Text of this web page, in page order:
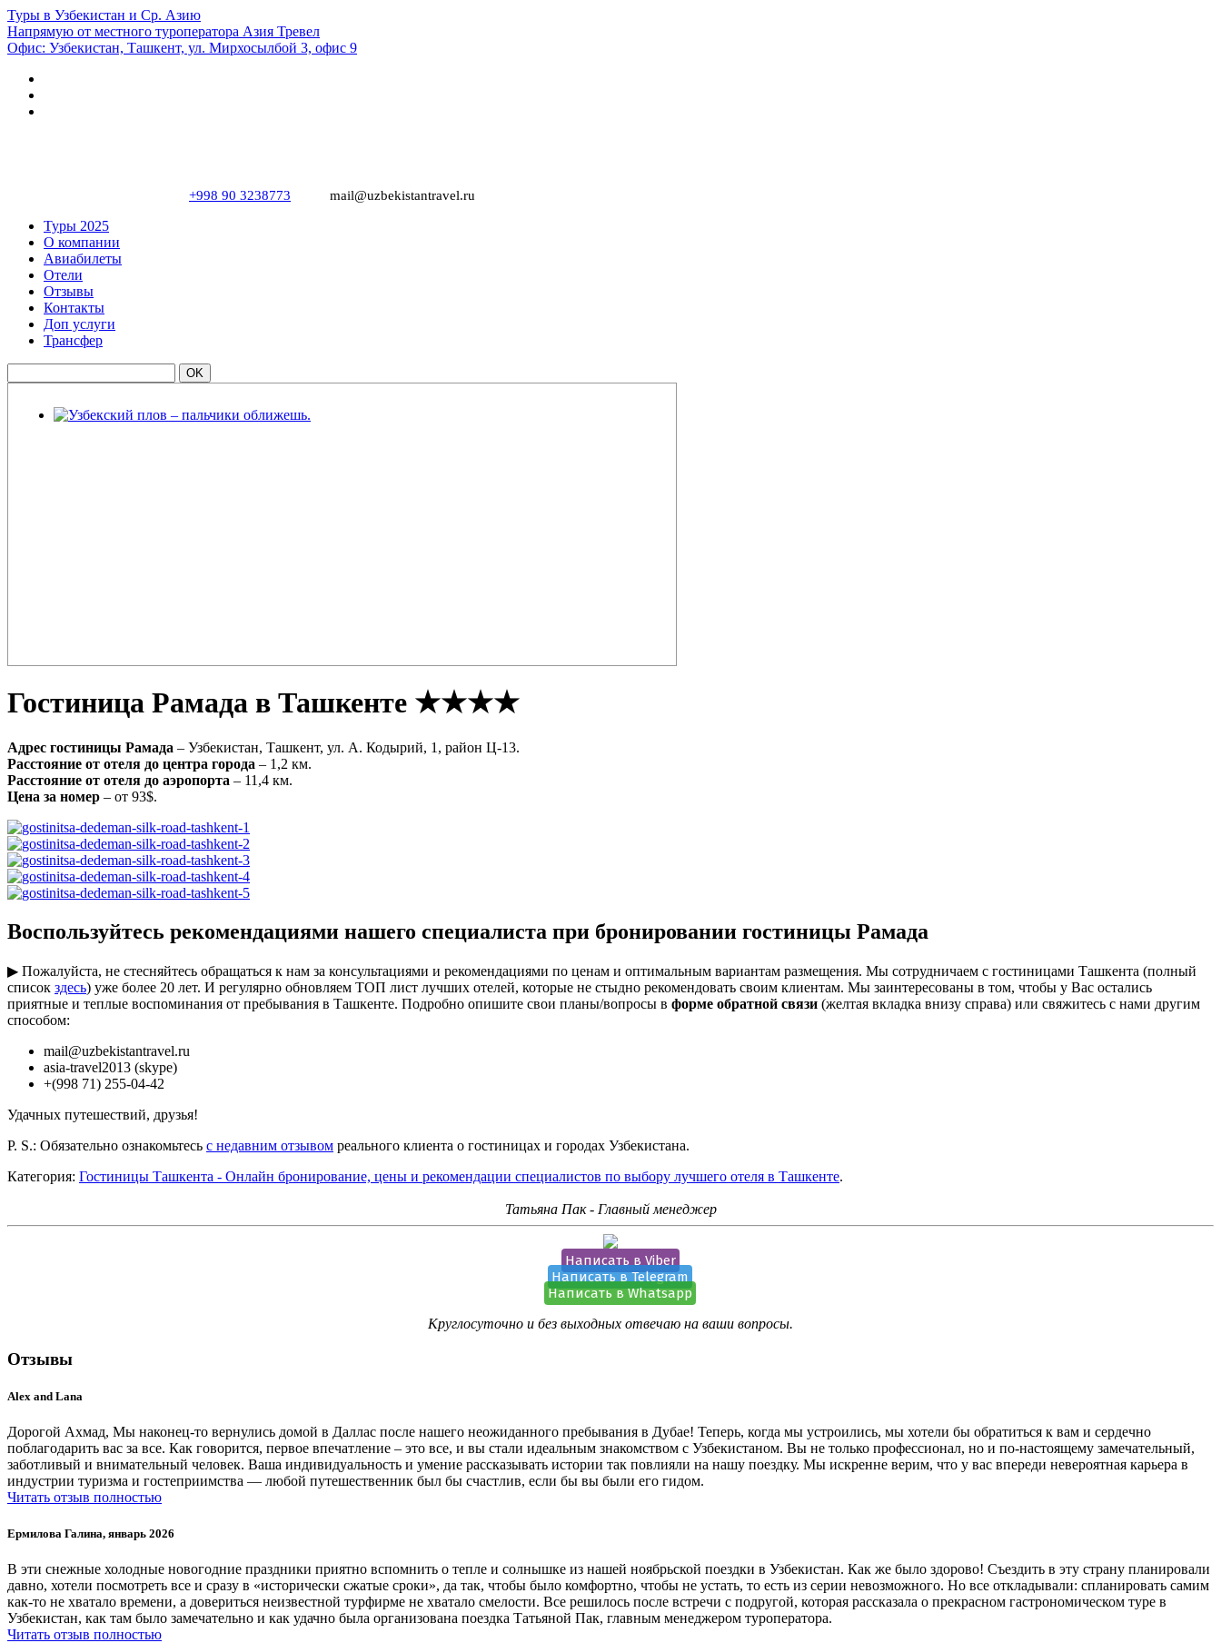
Туры в Узбекистан и Ср. Азию
Напрямую от местного туроператора Азия Тревел
Офис: Узбекистан, Ташкент, ул. Мирхосылбой 3, офис 9
+998 90 3238773 mail@uzbekistantravel.ru
Туры 2025
О компании
Авиабилеты
Отели
Отзывы
Контакты
Доп услуги
Трансфер
Гостиница Рамада в Ташкенте ★★★★
Адрес гостиницы Рамада – Узбекистан, Ташкент, ул. А. Кодырий, 1, район Ц-13.
Расстояние от отеля до центра города – 1,2 км.
Расстояние от отеля до аэропорта – 11,4 км.
Цена за номер – от 93$.
Воспользуйтесь рекомендациями нашего специалиста при бронировании гостиницы Рамада
▶ Пожалуйста, не стесняйтесь обращаться к нам за консультациями и рекомендациями по ценам и оптимальным вариантам размещения. Мы сотрудничаем с гостиницами Ташкента (полный
список здесь) уже более 20 лет. И регулярно обновляем ТОП лист лучших отелей, которые не стыдно рекомендовать своим клиентам. Мы заинтересованы в том, чтобы у Вас остались
приятные и теплые воспоминания от пребывания в Ташкенте. Подробно опишите свои планы/вопросы в форме обратной связи (желтая вкладка внизу справа) или свяжитесь с нами другим
способом:
mail@uzbekistantravel.ru
asia-travel2013 (skype)
+(998 71) 255-04-42
Удачных путешествий, друзья!
P. S.: Обязательно ознакомьтесь с недавним отзывом реального клиента о гостиницах и городах Узбекистана.
Категория: Гостиницы Ташкента - Онлайн бронирование, цены и рекомендации специалистов по выбору лучшего отеля в Ташкенте.
Татьяна Пак - Главный менеджер
Написать в Viber
Написать в Telegram
Написать в Whatsapp
Круглосуточно и без выходных отвечаю на ваши вопросы.
Отзывы
Alex and Lana
Дорогой Ахмад, Мы наконец-то вернулись домой в Даллас после нашего неожиданного пребывания в Дубае! Теперь, когда мы устроились, мы хотели бы обратиться к вам и сердечно
поблагодарить вас за все. Как говорится, первое впечатление – это все, и вы стали идеальным знакомством с Узбекистаном. Вы не только профессионал, но и по-настоящему замечательный,
заботливый и внимательный человек. Ваша индивидуальность и умение рассказывать истории так повлияли на нашу поездку. Мы искренне верим, что у вас впереди невероятная карьера в
индустрии туризма и гостеприимства — любой путешественник был бы счастлив, если бы вы были его гидом.
Читать отзыв полностью
Ермилова Галина, январь 2026
В эти снежные холодные новогодние праздники приятно вспомнить о тепле и солнышке из нашей ноябрьской поездки в Узбекистан. Как же было здорово! Съездить в эту страну планировали
давно, хотели посмотреть все и сразу в «исторически сжатые сроки», да так, чтобы было комфортно, чтобы не устать, то есть из серии невозможного. Но все откладывали: спланировать самим
как-то не хватало времени, а довериться неизвестной турфирме не хватало смелости. Все решилось после встречи с подругой, которая рассказала о прекрасном гастрономическом туре в
Узбекистан, как там было замечательно и как удачно была организована поездка Татьяной Пак, главным менеджером туроператора.
Читать отзыв полностью